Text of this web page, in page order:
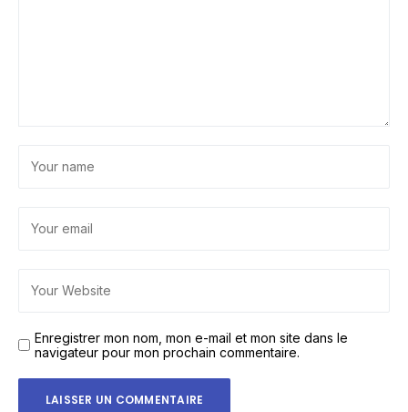
Enregistrer mon nom, mon e-mail et mon site dans le
navigateur pour mon prochain commentaire.